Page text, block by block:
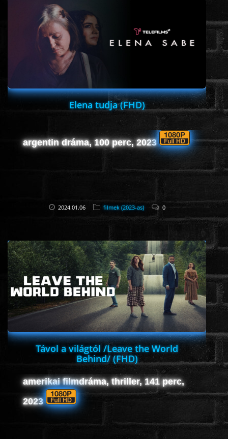
Elena tudja (FHD)
argentin dráma, 100 perc, 2023
2024.01.06 filmek (2023-as) 0
Távol a világtól /Leave the World
Behind/ (FHD)
amerikai filmdráma, thriller, 141 perc,
2023